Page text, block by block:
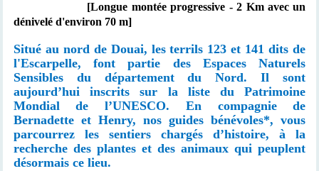
[Longue montée progressive - 2 Km avec un
dénivelé d'environ 70 m]
Situé au nord de Douai, les terrils 123 et 141 dits de
l'Escarpelle, font partie des Espaces Naturels
Sensibles du département du Nord. Il sont
aujourd’hui inscrits sur la liste du Patrimoine
Mondial de l’UNESCO. En compagnie de
Bernadette et Henry, nos guides bénévoles*, vous
parcourrezles sentiers chargés d’histoire, à la
recherche des plantes et des animaux qui peuplent
désormais ce lieu.